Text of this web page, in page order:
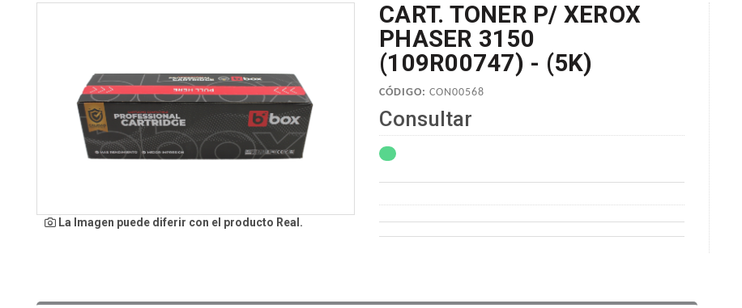
La Imagen puede diferir con el producto Real.
CART. TONER P/ XEROX
PHASER 3150
(109R00747) - (5K)
CÓDIGO: CON00568
Consultar